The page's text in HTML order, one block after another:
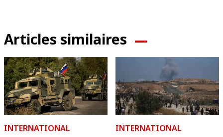
Articles similaires
INTERNATIONAL
INTERNATIONAL